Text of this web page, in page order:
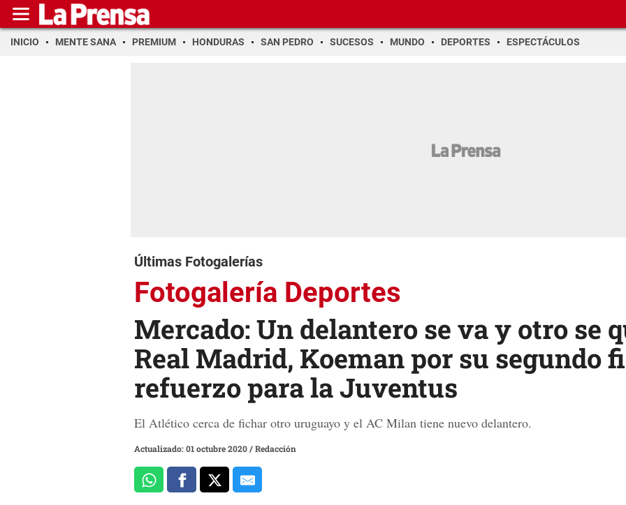
INICIO MENTE SANA PREMIUM HONDURAS SAN PEDRO SUCESOS MUNDO DEPORTES ESPECTÁCULOS
Últimas Fotogalerías
Fotogalería Deportes
Mercado: Un delantero se va y otro se
Real Madrid, Koeman por su segundo
refuerzo para la Juventus
El Atlético cerca de fichar otro uruguayo y el AC Milan tiene nuevo delantero.
Actualizado: 01 octubre 2020/Redacción